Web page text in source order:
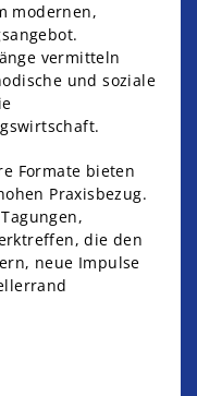
modernen,
vermitteln
und soziale
Formate bieten
Praxisbezug.
die den
neue Impulse